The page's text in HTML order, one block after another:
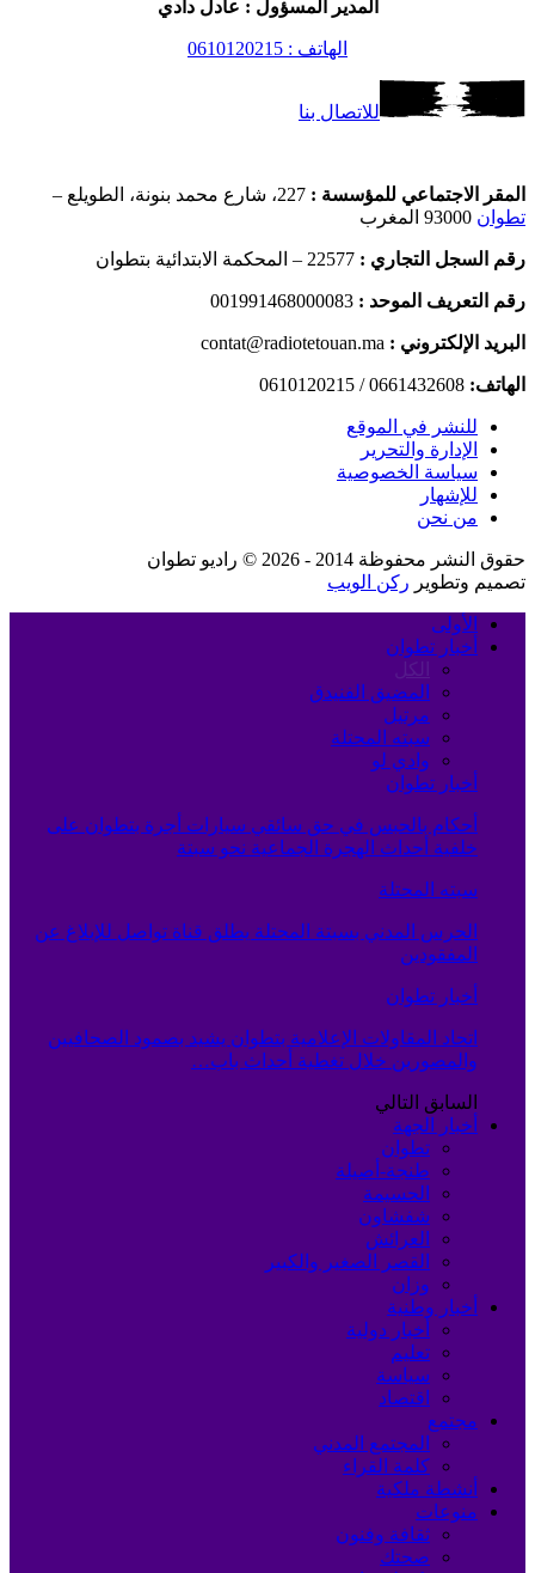
المدير المسؤول : عادل دادي
الهاتف : 0610120215
للاتصال بنا
المقر الاجتماعي للمؤسسة : 227، شارع محمد بنونة، الطويلع –
تطوان
رقم السجل التجاري : 22577 – المحكمة الابتدائية بتطوان
رقم التعريف الموحد : 001991468000083
البريد الإلكتروني : contat@radiotetouan.ma
الهاتف: 0661432608 / 0610120215
للنشر في الموقع
الإدارة والتحرير
سياسة الخصوصية
للإشهار
من نحن
حقوق النشر محفوظة 2014 - 2026 © راديو تطوان
تصميم وتطوير ركن الويب
الأولى
أخبار تطوان
الكل
المضيق الفنيدق
مرتيل
سبته المحتلة
وادي لو
أخبار تطوان
أحكام بالحبس في حق سائقي سيارات أجرة بتطوان على
خلفية أحداث الهجرة الجماعية نحو سبتة
سبته المحتلة
الحرس المدني بسبتة المحتلة يطلق قناة تواصل للإبلاغ عن
المفقودين
أخبار تطوان
اتحاد المقاولات الإعلامية بتطوان يشيد بصمود الصحافيين
والمصورين خلال تغطية أحداث باب…
السابق التالي
أخبار الجهة
تطوان
طنجة-أصيلة
الحسيمة
شفشاون
العرائش
القصر الصغير والكبير
وزان
أخبار وطنية
أخبار دولية
تعليم
سياسة
اقتصاد
مجتمع
المجتمع المدني
كلمة القراء
أنشطة ملكية
منوعات
ثقافة وفنون
صحتك